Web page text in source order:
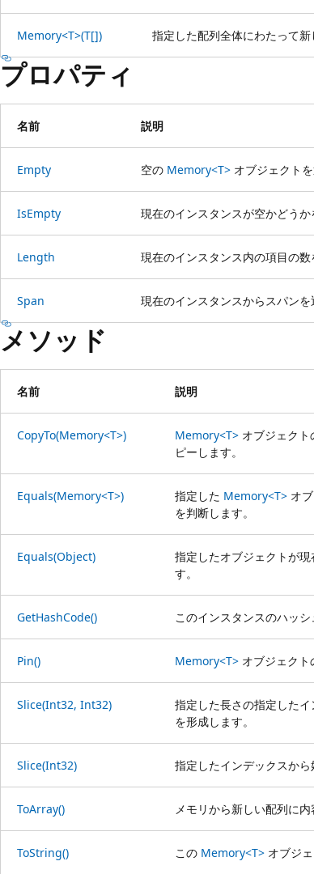
Memory<T>(T[]) 指定した配列全体にわたって新
プロパティ
名前 説明
Empty 空の Memory<T> オブジェクトを
IsEmpty 現在のインスタンスが空かどうか
Length 現在のインスタンス内の項目の数
Span 現在のインスタンスからスパンを
メソッド
名前 説明
CopyTo(Memory<T>) Memory<T> オブジェクト
ピーします。
Equals(Memory<T>) 指定した Memory<T> オ
を判断します。
Equals(Object)
指定したオブジェクトが
す。
GetHashCode() このインスタンスのハッシ
Pin() Memory<T> オブジェクト
Slice(Int32, Int32)
指定した長さの指定した
を形成します。
Slice(Int32) 指定したインデックスから
ToArray() メモリから新しい配列に内
ToString() この Memory<T> オブジ